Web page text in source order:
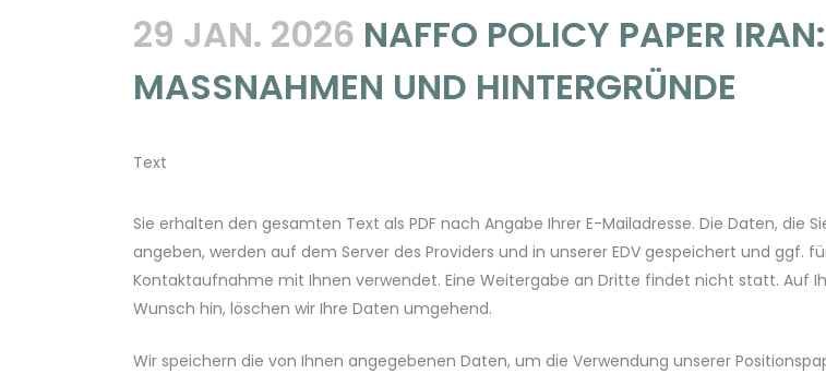
29 JAN. 2026 NAFFO POLICY PAPER IRAN:
MASSNAHMEN UND HINTERGRÜNDE
Text
Sie erhalten den gesamten Text als PDF nach Angabe Ihrer E-Mailadresse. Die Daten, die
angeben, werden auf dem Server des Providers und in unserer EDV gespeichert und ggf.
Kontaktaufnahme mit Ihnen verwendet. Eine Weitergabe an Dritte findet nicht statt. Auf
Wunsch hin, löschen wir Ihre Daten umgehend.
Wir speichern die von Ihnen angegebenen Daten, um die Verwendung unserer